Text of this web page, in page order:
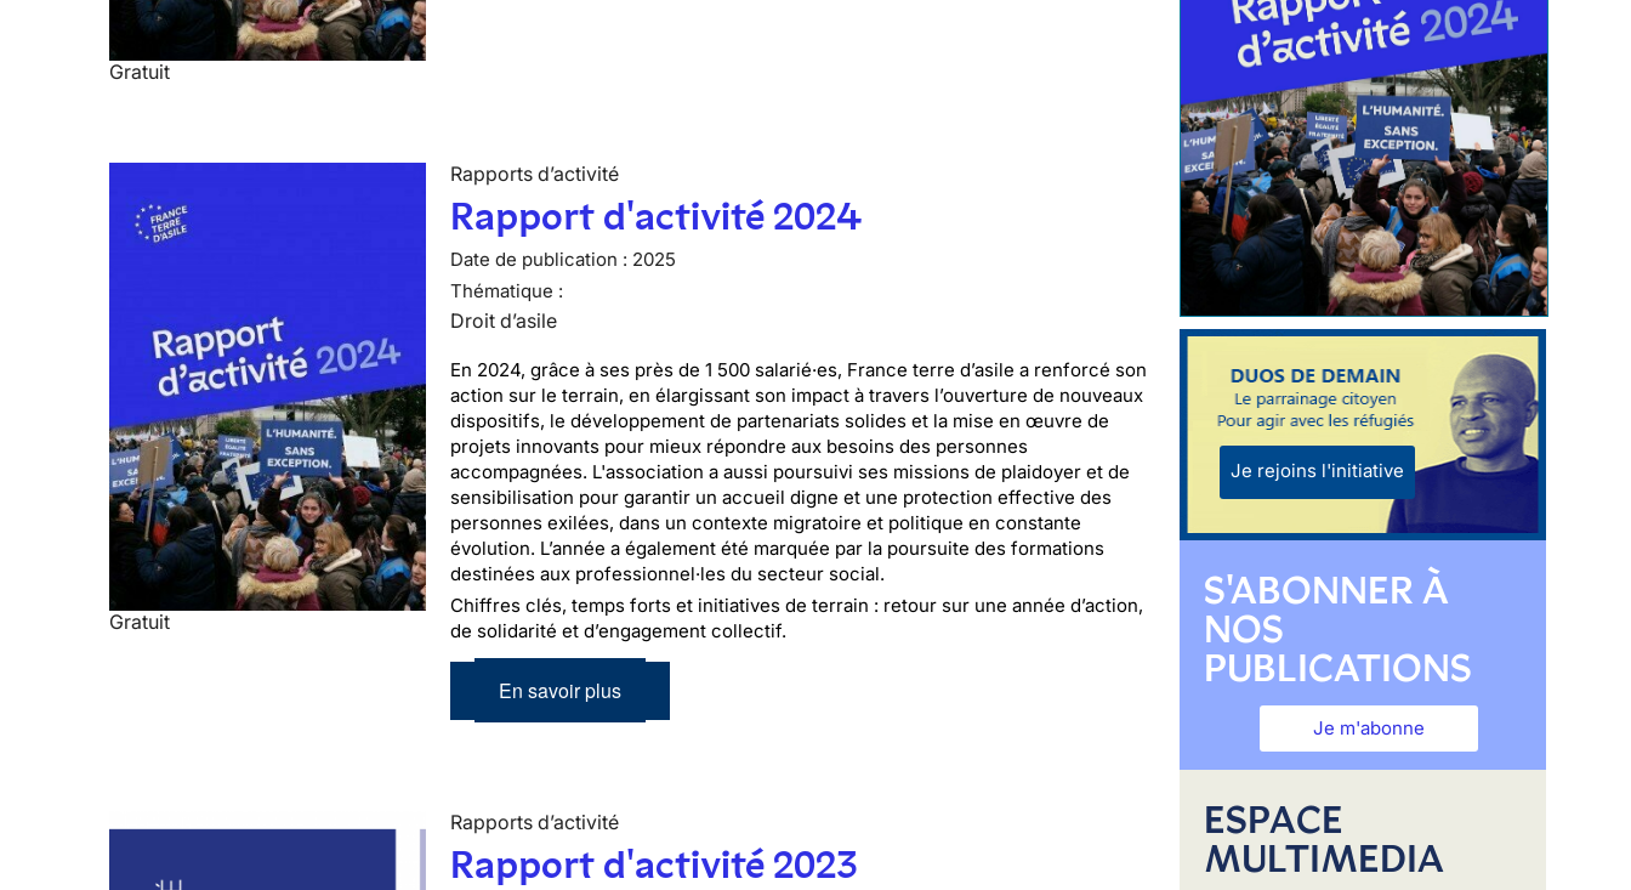
Gratuit
Gratuit
Rapports d’activité
Rapport d'activité 2024
Date de publication : 2025
Thématique :
Droit d’asile
En 2024, grâce à ses près de 1 500 salarié·es, France terre d’asile a renforcé son
action sur le terrain, en élargissant son impact à travers l’ouverture de nouveaux
dispositifs, le développement de partenariats solides et la mise en œuvre de
projets innovants pour mieux répondre aux besoins des personnes
accompagnées. L'association a aussi poursuivi ses missions de plaidoyer et de
sensibilisation pour garantir un accueil digne et une protection effective des
personnes exilées, dans un contexte migratoire et politique en constante
évolution. L’année a également été marquée par la poursuite des formations
destinées aux professionnel·les du secteur social.
Chiffres clés, temps forts et initiatives de terrain : retour sur une année d’action,
de solidarité et d’engagement collectif.
En savoir plus
Rapports d’activité
Rapport d'activité 2023
Je rejoins l'initiative
S'ABONNER À
NOS
PUBLICATIONS
Je m'abonne
ESPACE
MULTIMEDIA